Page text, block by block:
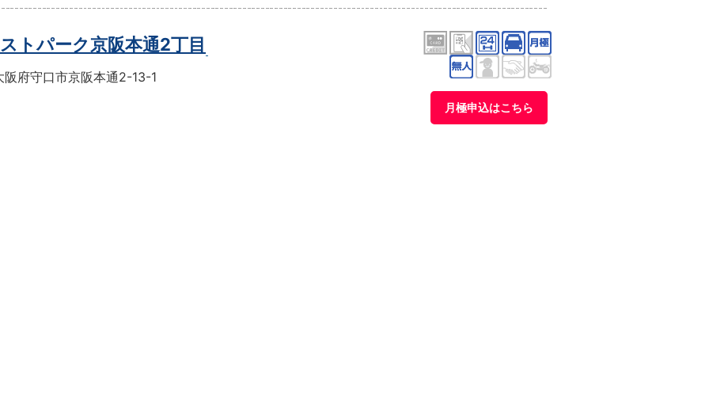
トパーク京阪本通2丁目
阪府守口市京阪本通2-13-1
月極申込はこちら